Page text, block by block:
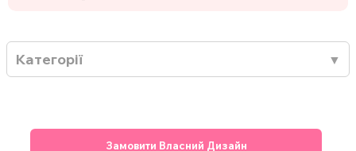
Категорії
Замовити Власний Дизайн